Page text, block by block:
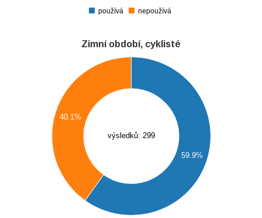
používá nepoužívá
Zimní období, cyklisté
výsledků: 299
59.9%
40.1%